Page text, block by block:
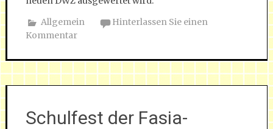
Allgemein
Hinterlassen Sie einen
Kommentar
Schulfest der Fasia-